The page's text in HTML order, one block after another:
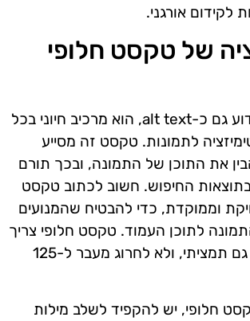
לקידום אורגני.
של טקסט חלופי
טקסט חלופי, הידוע גם כ-alt text, הוא מרכיב חיוני בכל
לתמונות. טקסט זה מסייע
את התוכן של התמונה, ובכך תורם
החיפוש. חשוב לכתוב טקסט
וממוקדת, כדי להבטיח שהמנועים
לתוכן העמוד. טקסט חלופי צריך
להיות תיאורי אך גם תמציתי, ולא לחרוג מעבר ל-125
חלופי, יש להקפיד לשלב מילות